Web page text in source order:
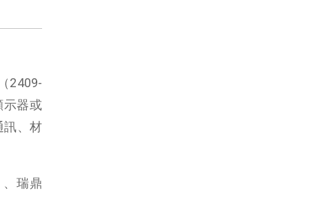
2409-
示器或
訊、材
瑞鼎